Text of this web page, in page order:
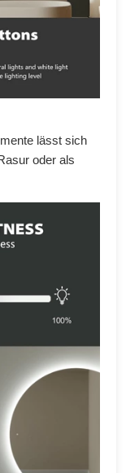
lässt sich
oder als